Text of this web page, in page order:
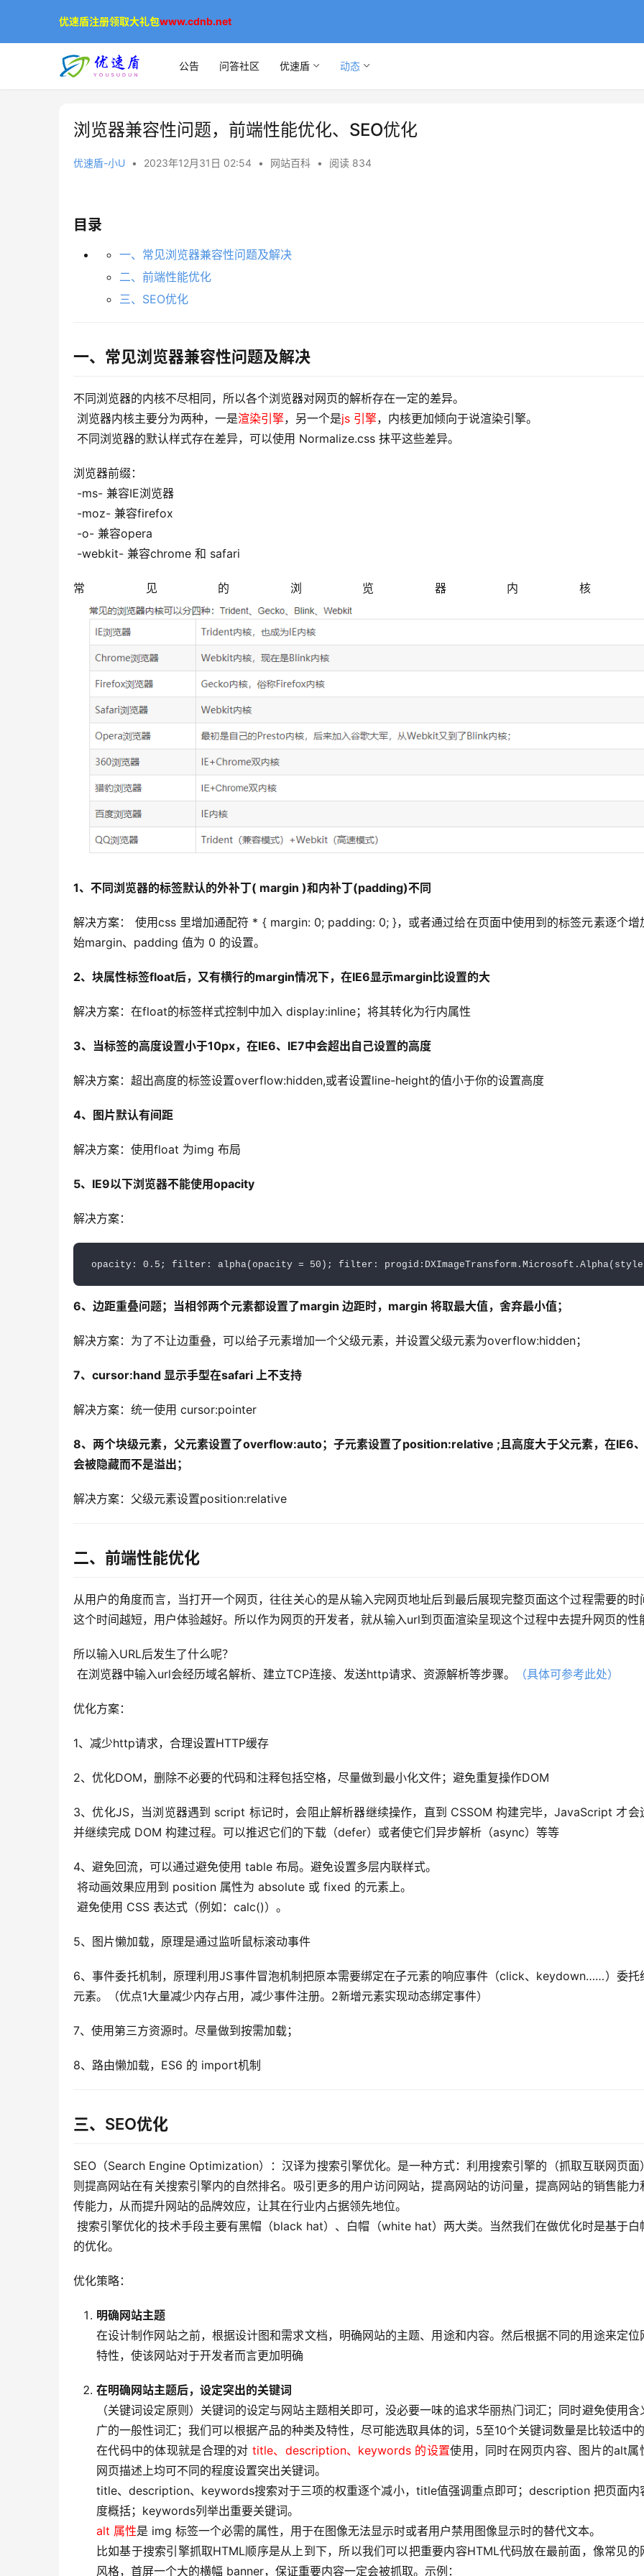
公告 问答社区 优速盾 动态
浏览器兼容性问题，前端性能优化、SEO优化
优速盾-小U • 2023年12月31日 02:54 • 网站百科 • 阅读 834
目录
一、常见浏览器兼容性问题及解决
二、前端性能优化
三、SEO优化
一、常见浏览器兼容性问题及解决
不同浏览器的内核不尽相同，所以各个浏览器对网页的解析存在一定的差异。
浏览器内核主要分为两种，一是渲染引擎，另一个是js 引擎，内核更加倾向于说渲染引擎。
不同浏览器的默认样式存在差异，可以使用 Normalize.css 抹平这些差异。
浏览器前缀：
-ms- 兼容IE浏览器
-moz- 兼容firefox
-o- 兼容opera
-webkit- 兼容chrome 和 safari
常见的浏览器内核
1、不同浏览器的标签默认的外补丁( margin )和内补丁(padding)不同
解决方案： 使用css 里增加通配符 * { margin: 0; padding: 0; }，或者通过给在页面中使用到的标签元素逐个增
始margin、padding 值为 0 的设置。
2、块属性标签float后，又有横行的margin情况下，在IE6显示margin比设置的大
解决方案：在float的标签样式控制中加入 display:inline；将其转化为行内属性
3、当标签的高度设置小于10px，在IE6、IE7中会超出自己设置的高度
解决方案：超出高度的标签设置overflow:hidden,或者设置line-height的值小于你的设置高度
4、图片默认有间距
解决方案：使用float 为img 布局
5、IE9以下浏览器不能使用opacity
解决方案：
opacity : 0.5 ; filter : alpha( opacity = 50 ) ; filter : progid : DXImageTransform . Microsoft . Alpha( style
6、边距重叠问题；当相邻两个元素都设置了margin 边距时，margin 将取最大值，舍弃最小值；
解决方案：为了不让边重叠，可以给子元素增加一个父级元素，并设置父级元素为overflow:hidden；
7、cursor:hand 显示手型在safari 上不支持
解决方案：统一使用 cursor:pointer
8、两个块级元素，父元素设置了overflow:auto；子元素设置了position:relative ;且高度大于父元素，在IE6
会被隐藏而不是溢出；
解决方案：父级元素设置position:relative
二、前端性能优化
从用户的角度而言，当打开一个网页，往往关心的是从输入完网页地址后到最后展现完整页面这个过程需要的时
这个时间越短，用户体验越好。所以作为网页的开发者，就从输入url到页面渲染呈现这个过程中去提升网页的性
所以输入URL后发生了什么呢？
在浏览器中输入url会经历域名解析、建立TCP连接、发送http请求、资源解析等步骤。
（具体可参考此处）
优化方案：
1、减少http请求，合理设置HTTP缓存
2、优化DOM，删除不必要的代码和注释包括空格，尽量做到最小化文件；避免重复操作DOM
3、优化JS，当浏览器遇到 script 标记时，会阻止解析器继续操作，直到 CSSOM 构建完毕，JavaScript 才会
并继续完成 DOM 构建过程。可以推迟它们的下载（defer）或者使它们异步解析（async）等等
4、避免回流，可以通过避免使用 table 布局。避免设置多层内联样式。
将动画效果应用到 position 属性为 absolute 或 fixed 的元素上。
避免使用 CSS 表达式（例如：calc()）。
5、图片懒加载，原理是通过监听鼠标滚动事件
6、事件委托机制，原理利用JS事件冒泡机制把原本需要绑定在子元素的响应事件（click、keydown……）委托
元素。（优点1大量减少内存占用，减少事件注册。2新增元素实现动态绑定事件）
7、使用第三方资源时。尽量做到按需加载；
8、路由懒加载，ES6 的 import机制
三、SEO优化
SEO（Search Engine Optimization）：汉译为搜索引擎优化。是一种方式：利用搜索引擎的（抓取互联网页面
则提高网站在有关搜索引擎内的自然排名。吸引更多的用户访问网站，提高网站的访问量，提高网站的销售能力
传能力，从而提升网站的品牌效应，让其在行业内占据领先地位。
搜索引擎优化的技术手段主要有黑帽（black hat）、白帽（white hat）两大类。当然我们在做优化时是基于白帽的
的优化。
优化策略：
明确网站主题
在设计制作网站之前，根据设计图和需求文档，明确网站的主题、用途和内容。然后根据不同的用途来定位
特性，使该网站对于开发者而言更加明确
在明确网站主题后，设定突出的关键词
（关键词设定原则）关键词的设定与网站主题相关即可，没必要一味的追求华丽热门词汇；同时避免使用含
广的一般性词汇；我们可以根据产品的种类及特性，尽可能选取具体的词，5至10个关键词数量是比较适中的
在代码中的体现就是合理的对 title、description、keywords 的设置使用，同时在网页内容、图片的alt属
网页描述上均可不同的程度设置突出关键词。
title、description、keywords搜索对于三项的权重逐个减小，title值强调重点即可；description 把页面内
度概括；keywords列举出重要关键词。
alt 属性是 img 标签一个必需的属性，用于在图像无法显示时或者用户禁用图像显示时的替代文本。
比如基于搜索引擎抓取HTML顺序是从上到下，所以我们可以把重要内容HTML代码放在最前面，像常见的
风格，首屏一个大的横幅 banner，保证重要内容一定会被抓取。示例：
优速盾注册领取大礼包www.cdnb.net